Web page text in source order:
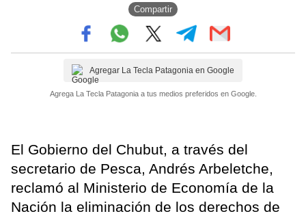
Compartir
Agregar La Tecla Patagonia en Google
Agrega La Tecla Patagonia a tus medios preferidos en Google.
El Gobierno del Chubut, a través del
secretario de Pesca, Andrés Arbeletche,
reclamó al Ministerio de Economía de la
Nación la eliminación de los derechos de